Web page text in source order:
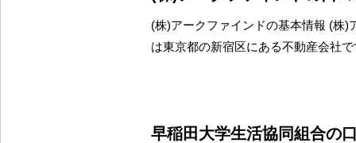
(株)アークファインドの基本情報 (株)
は東京都の新宿区にある不動産会社
早稲田大学生活協同組合の